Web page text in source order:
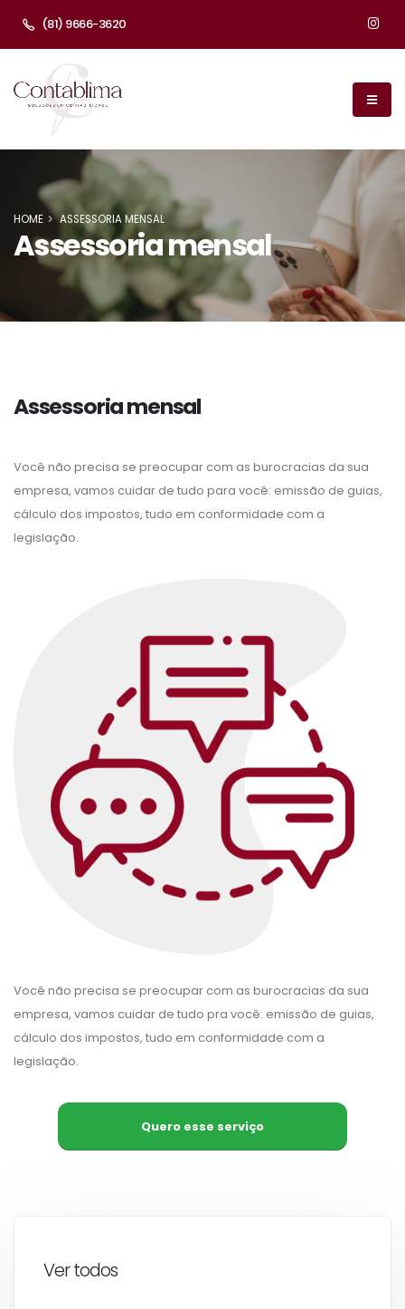
(81) 9666-3620
Assessoria mensal
HOME ASSESSORIA MENSAL
Assessoria mensal
Você não precisa se preocupar com as burocracias da sua
empresa, vamos cuidar de tudo para você: emissão de guias,
cálculo dos impostos, tudo em conformidade com a
legislação.
Você não precisa se preocupar com as burocracias da sua
empresa, vamos cuidar de tudo pra você: emissão de guias,
cálculo dos impostos, tudo em conformidade com a
legislação.
Quero esse serviço
Ver todos